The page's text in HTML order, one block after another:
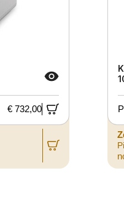
€ 732,00